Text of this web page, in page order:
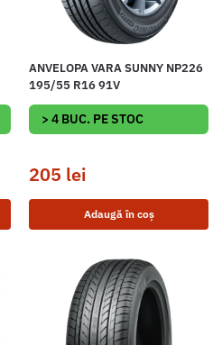
ANVELOPA VARA SUNNY NP226
195/55 R16 91V
> 4 BUC. PE STOC
205 lei
Adaugă în coș